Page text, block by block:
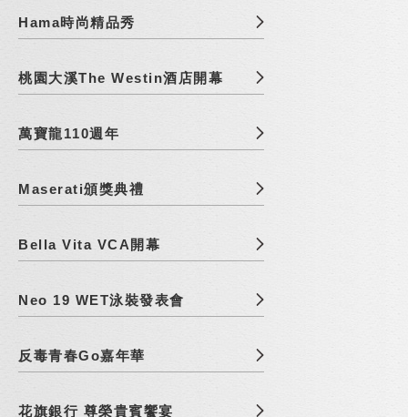
Hama時尚精品秀
桃園大溪The Westin酒店開幕
萬寶龍110週年
Maserati頒獎典禮
Bella Vita VCA開幕
Neo 19 WET泳裝發表會
反毒青春Go嘉年華
花旗銀行 尊榮貴賓饗宴